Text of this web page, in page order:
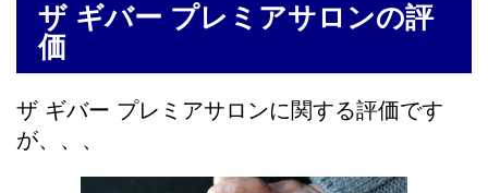
ザ ギバー プレミアサロンの評
価
ザ ギバー プレミアサロンに関する評価です
が、、、